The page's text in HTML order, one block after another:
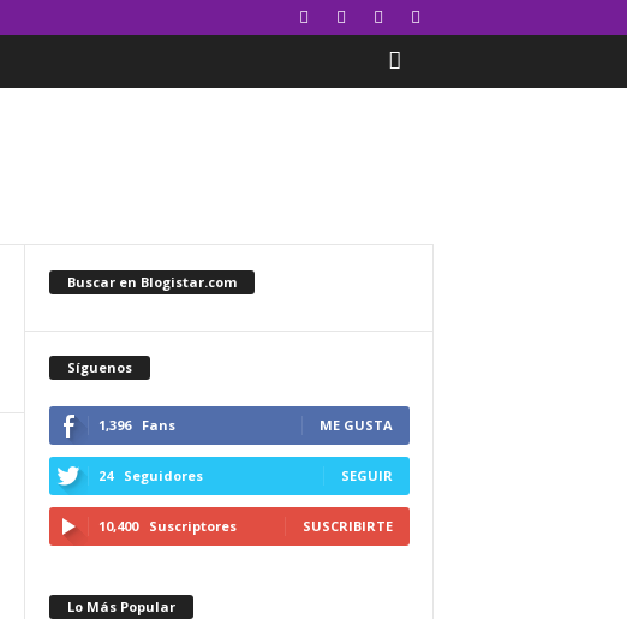
Buscar en Blogistar.com
Síguenos
1,396 Fans ME GUSTA
24 Seguidores SEGUIR
10,400 Suscriptores SUSCRIBIRTE
Lo Más Popular